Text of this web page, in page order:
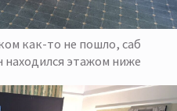
как-то не пошло, саб
находился этажом ниже